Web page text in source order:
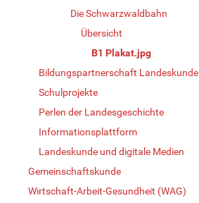
Die Schwarzwaldbahn
Übersicht
B1 Plakat.jpg
Bildungspartnerschaft Landeskunde
Schulprojekte
Perlen der Landesgeschichte
Informationsplattform
Landeskunde und digitale Medien
Gemeinschaftskunde
Wirtschaft-Arbeit-Gesundheit (WAG)